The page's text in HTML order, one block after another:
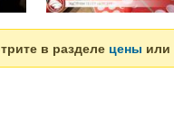
в разделе цены или